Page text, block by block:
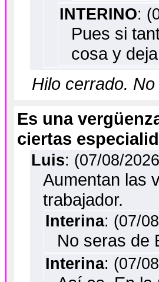
INTERINO:
Pues si
cosa y
Hilo cerrado.
Es una
ciertas
Luis: (07/08/
Aumentan las
trabajador.
Interina: (07/
No seras de
Interina: (07/